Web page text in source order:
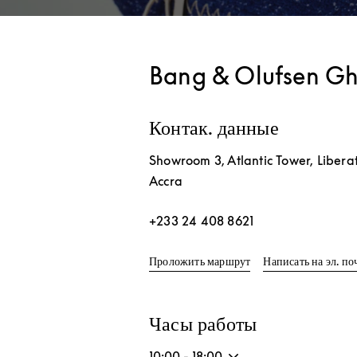
Bang & Olufsen
Контак. данные
Showroom 3, Atlantic Tower,
Accra
+233 24 408 8621
Проложить маршрутLink Opens in New
Написать на эл.
Часы работы